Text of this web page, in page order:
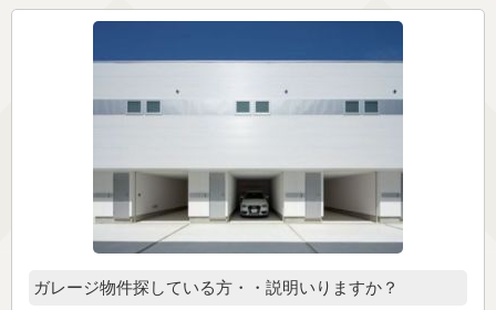
ガレージ物件探している方・・説明いりますか？